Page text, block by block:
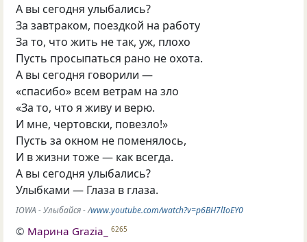
А вы сегодня улыбались?
За завтраком, поездкой на работу
За то, что жить не так, уж, плохо
Пусть просыпаться рано не охота.
А вы сегодня говорили —
«спасибо» всем ветрам на зло
«За то, что я живу и верю.
И мне, чертовски, повезло!»
Пусть за окном не поменялось,
И в жизни тоже — как всегда.
А вы сегодня улыбались?
Улыбками — Глаза в глаза.
IOWA - Улыбайся - /www.youtube.com/watch?v=p6BH7lIoEY0
© Марина Grazia_ 6265